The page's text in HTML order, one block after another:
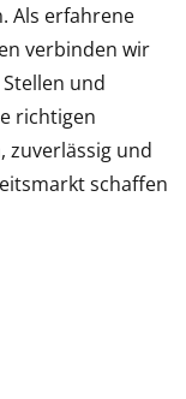
Als erfahrene
verbinden wir
und
richtigen
zuverlässig und
schaffen